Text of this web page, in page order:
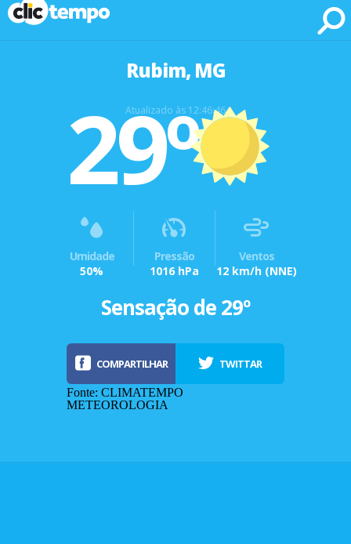
Rubim, MG
Fonte: CLIMATEMPO METEOROLOGIA
Atualizado às 12:46:46
29º
Umidade
50%
Pressão
1016 hPa
Ventos
12 km/h (NNE)
Sensação de 29º
COMPARTILHAR TWITTAR
Fonte: CLIMATEMPO
METEOROLOGIA